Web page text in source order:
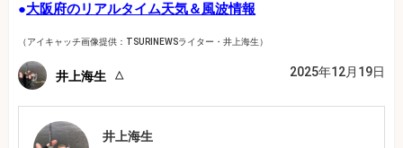
●大阪府のリアルタイム天気＆風波情報
（アイキャッチ画像提供：TSURINEWSライター・井上海生）
井上海生 2025年12月19日
井上海生